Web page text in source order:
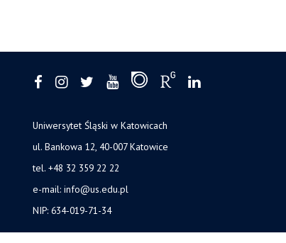
Uniwersytet Śląski w Katowicach
ul. Bankowa 12, 40-007 Katowice
tel. +48 32 359 22 22
e-mail: info@us.edu.pl
NIP: 634-019-71-34